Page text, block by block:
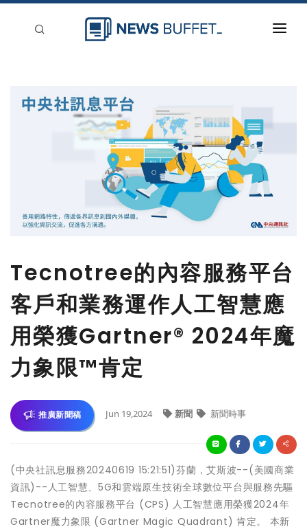
Tecnotree的內容服務平台
客戶和業務運作人工智慧應
用榮獲Gartner® 2024年魔
力象限™肯定
推廣新聞稿 Jun 19,2024 新聞 新聞時事
(中央社訊息服務20240619 15:21:51)芬蘭，艾斯波--(美國商業
資訊)--人工智慧、5G和雲端原生技術全球數位平台與服務先驅
Tecnotree的內容服務平台 (CPS) 人工智慧應用榮獲2024年
Gartner魔力象限 (Gartner Magic Quadrant) 肯定。 本新